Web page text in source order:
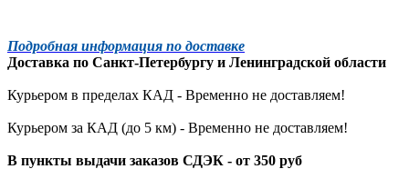
Подробная информация по доставке
Доставка по Санкт-Петербургу и Ленинградской области
Курьером в пределах КАД - Временно не доставляем!
Курьером за КАД (до 5 км) - Временно не доставляем!
В пункты выдачи заказов СДЭК - от 350 руб